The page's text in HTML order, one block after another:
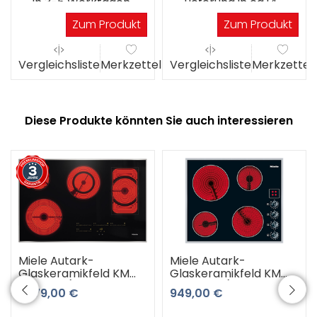
Zum Produkt
VergleichslisteMerkzettel
WerktagenZum Produkt
VergleichslisteMerkzettel
Diese Produkte könnten Sie auch interessieren
Miele Autark-
Glaskeramikfeld KM
6564 FR (schwarz-
edelstahl) 3 Jahre
1.479,00 €
Miele Autark-
Glaskeramikfeld KM
520 EDST (schwarz-
edelstahl)
949,00 €